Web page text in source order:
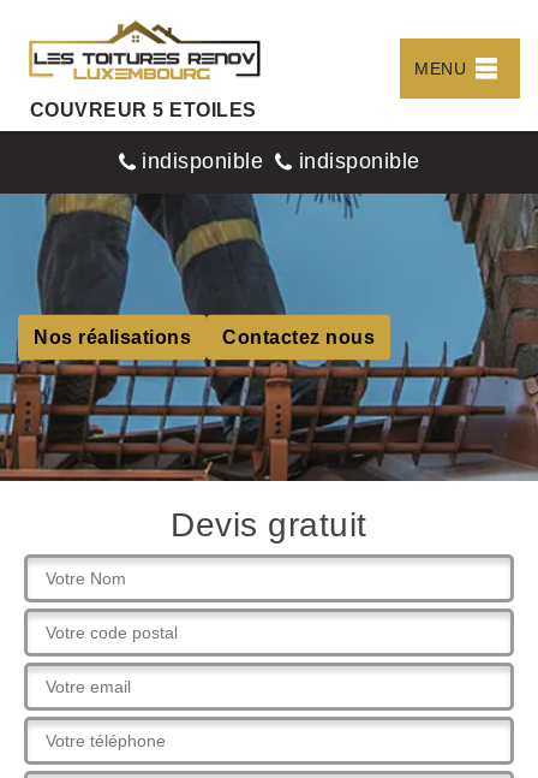
COUVREUR 5 ETOILES
MENU
indisponible indisponible
Nos réalisations Contactez nous
Devis gratuit